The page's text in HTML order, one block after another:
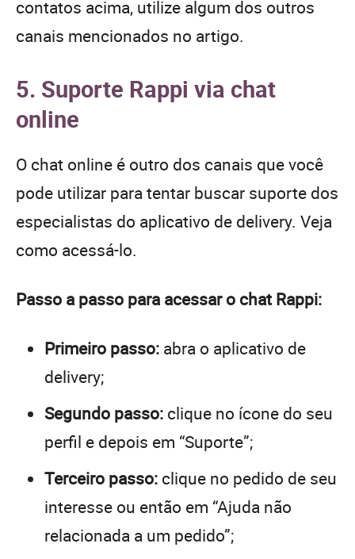
contatos acima, utilize algum dos outros
canais mencionados no artigo.
5. Suporte Rappi via chat
online
O chat online é outro dos canais que você
pode utilizar para tentar buscar suporte dos
especialistas do aplicativo de delivery. Veja
como acessá-lo.
Passo a passo para acessar o chat Rappi:
Primeiro passo: abra o aplicativo de
delivery;
Segundo passo: clique no ícone do seu
perfil e depois em “Suporte”;
Terceiro passo: clique no pedido de seu
interesse ou então em “Ajuda não
relacionada a um pedido”;